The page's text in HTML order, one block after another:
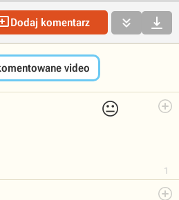
Dodaj komentarz  
video
😐
1